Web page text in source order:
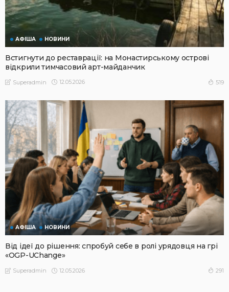
АФІША НОВИНИ
Встигнути до реставрації: на Монастирському острові
відкрили тимчасовий арт-майданчик
Superadmin 12.05.2026 519
АФІША НОВИНИ
Від ідеї до рішення: спробуй себе в ролі урядовця на грі
«OGP-UChange»
Superadmin 12.05.2026 291